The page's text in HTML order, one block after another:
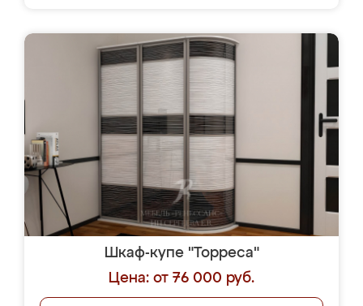
Шкаф-купе "Торреса"
Цена: от 76 000 руб.